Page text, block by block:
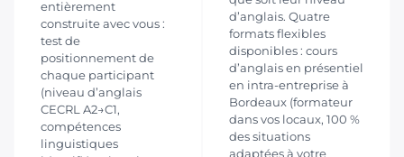
entièrement
construite avec vous :
test de
positionnement de
chaque participant
(niveau d’anglais
CECRL A2→C1,
compétences
linguistiques
d’anglais. Quatre
formats flexibles
disponibles : cours
d’anglais en présentiel
en intra-entreprise à
Bordeaux (formateur
dans vos locaux, 100 %
des situations
adaptées à votre